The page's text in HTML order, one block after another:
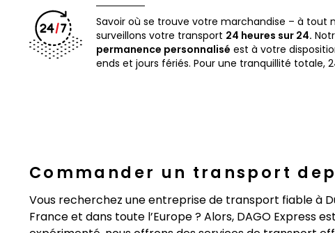
Savoir où se trouve votre marchandise – à tout
surveillons votre transport 24 heures sur 24.
permanence personnalisé est à votre
ends et jours fériés. Pour une tranquillité totale,
Commander un transport
Vous recherchez une entreprise de transport fiable à
France et dans toute l’Europe ? Alors, DAGO Express